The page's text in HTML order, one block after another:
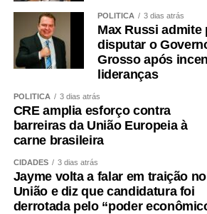
POLÍTICA 3 dias atrás
Max Russi
disputar o
Grosso após
lideranças
POLÍTICA 3 dias atrás
CRE amplia esforço contra
barreiras da União Europeia à
carne brasileira
CIDADES 3 dias atrás
Jayme volta a falar em traição no
União e diz que candidatura foi
derrotada pelo “poder